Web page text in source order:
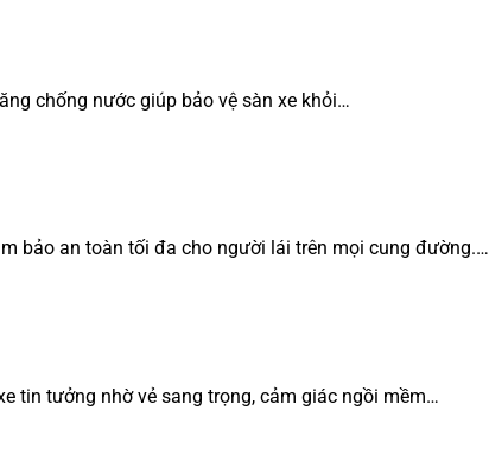
chống nước giúp bảo vệ sàn xe khỏi…
bảo an toàn tối đa cho người lái trên mọi cung đường.…
tin tưởng nhờ vẻ sang trọng, cảm giác ngồi mềm…